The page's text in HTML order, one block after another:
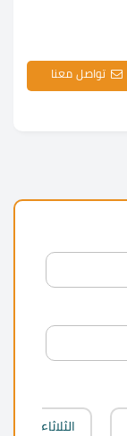
تواصل معنا
الثلاثاء